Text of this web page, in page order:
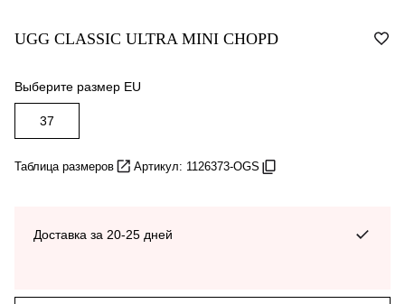
UGG CLASSIC ULTRA MINI CHOPD
Выберите размер EU
37
Таблица размеров Артикул: 1126373-OGS
Доставка за 20-25 дней